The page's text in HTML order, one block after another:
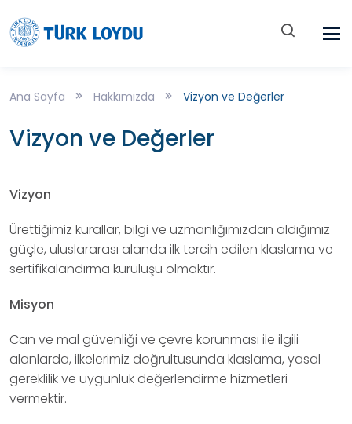
Ana Sayfa Hakkımızda Vizyon ve Değerler
Vizyon ve Değerler
Vizyon
Ürettiğimiz kurallar, bilgi ve uzmanlığımızdan aldığımız
güçle, uluslararası alanda ilk tercih edilen klaslama ve
sertifikalandırma kuruluşu olmaktır.
Misyon
Can ve mal güvenliği ve çevre korunması ile ilgili
alanlarda, ilkelerimiz doğrultusunda klaslama, yasal
gereklilik ve uygunluk değerlendirme hizmetleri
vermektir.